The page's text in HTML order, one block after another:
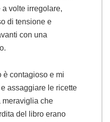
volte irregolare,
di tensione e
con una
è contagioso e mi
assaggiare le ricette
meraviglia che
del libro erano